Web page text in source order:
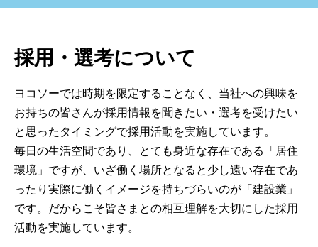
採用・選考について
ヨコソーでは時期を限定することなく、当社への興味を
お持ちの皆さんが採用情報を聞きたい・選考を受けたい
と思ったタイミングで採用活動を実施しています。
毎日の生活空間であり、とても身近な存在である「居住
環境」ですが、いざ働く場所となると少し遠い存在であ
ったり実際に働くイメージを持ちづらいのが「建設業」
です。だからこそ皆さまとの相互理解を大切にした採用
活動を実施しています。